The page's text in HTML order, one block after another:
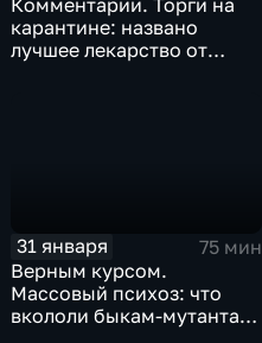
Комментарии. Торги на
карантине: названо
лучшее лекарство от
31 января
75 мин
Верным курсом.
Массовый психоз: что
вкололи быкам-мутантам,